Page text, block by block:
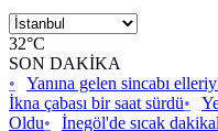
32°C
SON DAKİKA
•
Yanına gelen sincabı
İkna çabası bir saat sürdü•
Oldu• İnegöl'de sıcak